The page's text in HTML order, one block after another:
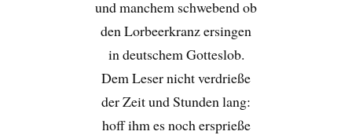
und manchem schwebend ob
den Lorbeerkranz ersingen
in deutschem Gotteslob.
Dem Leser nicht verdrieße
der Zeit und Stunden lang:
hoff ihm es noch ersprieße